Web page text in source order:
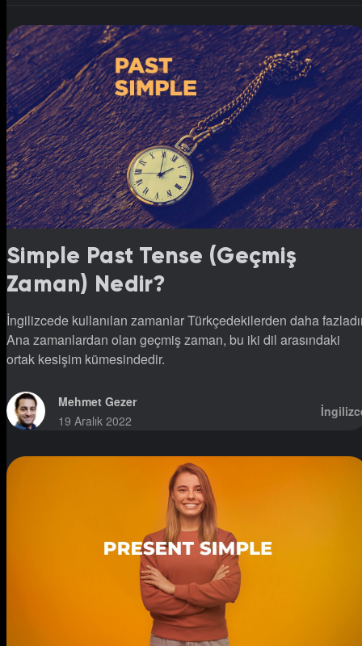
Simple Past Tense (Geçmiş
Zaman) Nedir?
İngilizcede kullanılan zamanlar Türkçedekilerden daha
Ana zamanlardan olan geçmiş zaman, bu iki dil arasındaki
ortak kesişim kümesindedir.
Mehmet Gezer
19 Aralık 2022